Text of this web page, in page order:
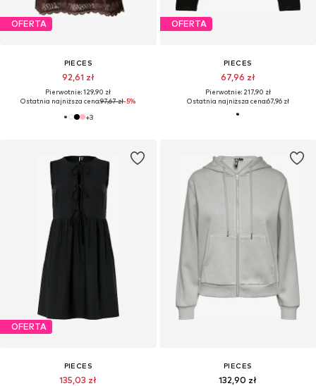
OFERTA
PIECES
92,61 zł
Pierwotnie: 129,90 zł
Ostatnia najniższa cena:97,67 zł-5%
+3
OFERTA
PIECES
67,96 zł
Pierwotnie: 217,90 zł
Ostatnia najniższa cena:67,96 zł
OFERTA
PIECES
135,03 zł
PIECES
132,90 zł